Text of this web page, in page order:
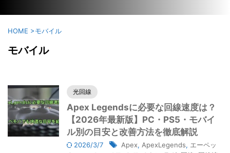
HOME >モバイル
モバイル
光回線
Apex Legendsに必要な回線速度は？
【2026年最新版】PC・PS5・モバイ
ル別の目安と改善方法を徹底解説
2026/3/7 Apex, ApexLegends, エーペッ